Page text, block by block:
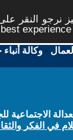
نرجو النقر
-وكالة
الاجتماعية
في الفكر